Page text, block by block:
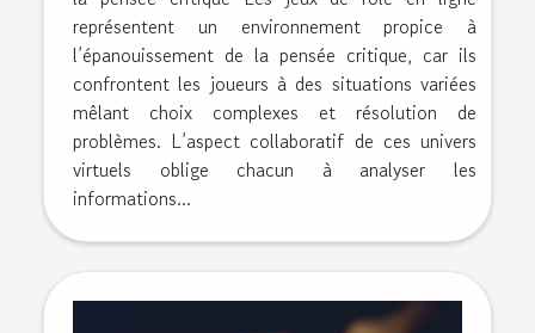
représentent un environnement propice à
l’épanouissement de la pensée critique, car ils
confrontent les joueurs à des situations variées
mêlant choix complexes et résolution de
problèmes. L’aspect collaboratif de ces univers
virtuels oblige chacun à analyser les
informations...